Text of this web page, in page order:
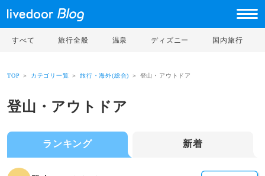
すべて 旅行全般 温泉 ディズニー 国内旅行
TOP ＞ カテゴリ一覧 ＞旅行・海外(総合) ＞ 登山・アウトドア
登山・アウトドア
ランキング 新着